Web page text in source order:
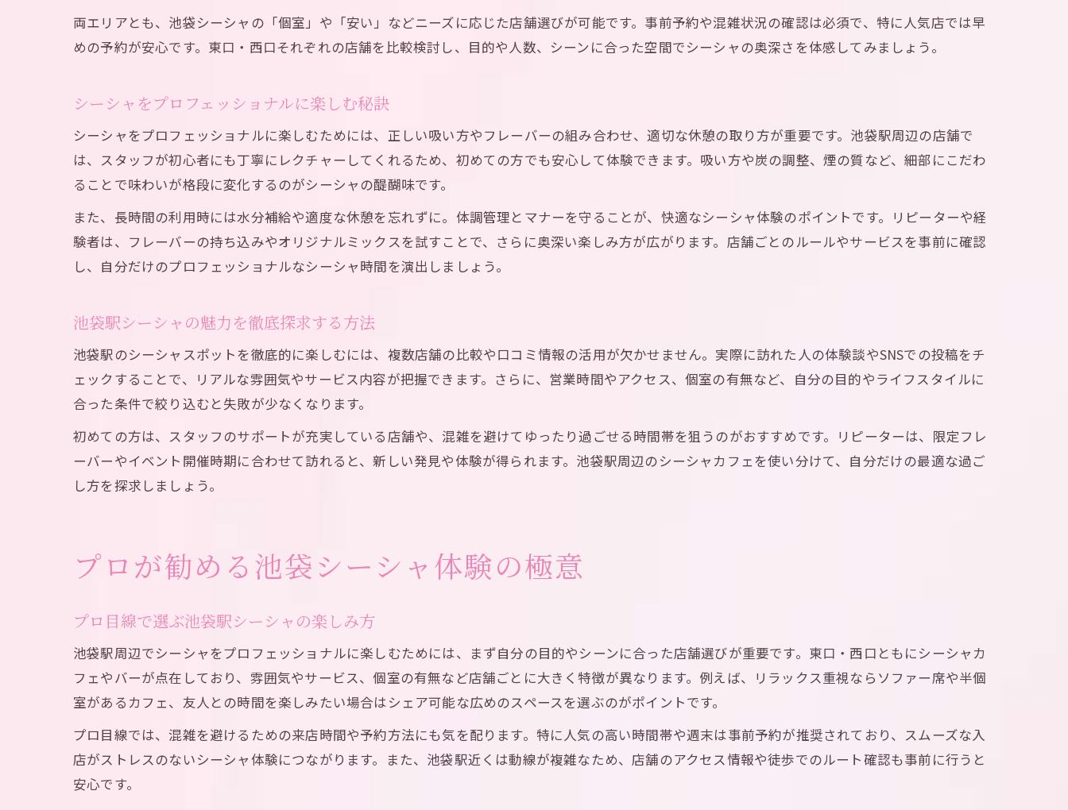
池袋駅の喫煙環境とシーシャ体験の関係性
シーシャ愛好家向け池袋駅喫煙スポット案内
東口西口のシーシャ事情を徹底リサーチ
池袋駅で流行のシーシャスタイルを楽しむ
シーシャ最新スタイルの違いを池袋で比較
両エリアとも、池袋シーシャの「個室」や「安い」などニーズに応じた店舗選びが可能です。事前予約や混雑状況の確認は必須で、特に人気店では早
めの予約が安心です。東口・西口それぞれの店舗を比較検討し、目的や人数、シーンに合った空間でシーシャの奥深さを体感してみましょう。
シーシャをプロフェッショナルに楽しむ秘訣
シーシャをプロフェッショナルに楽しむためには、正しい吸い方やフレーバーの組み合わせ、適切な休憩の取り方が重要です。池袋駅周辺の店舗で
は、スタッフが初心者にも丁寧にレクチャーしてくれるため、初めての方でも安心して体験できます。吸い方や炭の調整、煙の質など、細部にこだわ
ることで味わいが格段に変化するのがシーシャの醍醐味です。
また、長時間の利用時には水分補給や適度な休憩を忘れずに。体調管理とマナーを守ることが、快適なシーシャ体験のポイントです。リピーターや経
験者は、フレーバーの持ち込みやオリジナルミックスを試すことで、さらに奥深い楽しみ方が広がります。店舗ごとのルールやサービスを事前に確認
し、自分だけのプロフェッショナルなシーシャ時間を演出しましょう。
池袋駅シーシャの魅力を徹底探求する方法
池袋駅のシーシャスポットを徹底的に楽しむには、複数店舗の比較や口コミ情報の活用が欠かせません。実際に訪れた人の体験談やSNSでの投稿をチ
ェックすることで、リアルな雰囲気やサービス内容が把握できます。さらに、営業時間やアクセス、個室の有無など、自分の目的やライフスタイルに
合った条件で絞り込むと失敗が少なくなります。
初めての方は、スタッフのサポートが充実している店舗や、混雑を避けてゆったり過ごせる時間帯を狙うのがおすすめです。リピーターは、限定フレ
ーバーやイベント開催時期に合わせて訪れると、新しい発見や体験が得られます。池袋駅周辺のシーシャカフェを使い分けて、自分だけの最適な過ご
し方を探求しましょう。
プロが勧める池袋シーシャ体験の極意
プロ目線で選ぶ池袋駅シーシャの楽しみ方
池袋駅周辺でシーシャをプロフェッショナルに楽しむためには、まず自分の目的やシーンに合った店舗選びが重要です。東口・西口ともにシーシャカ
フェやバーが点在しており、雰囲気やサービス、個室の有無など店舗ごとに大きく特徴が異なります。例えば、リラックス重視ならソファー席や半個
室があるカフェ、友人との時間を楽しみたい場合はシェア可能な広めのスペースを選ぶのがポイントです。
プロ目線では、混雑を避けるための来店時間や予約方法にも気を配ります。特に人気の高い時間帯や週末は事前予約が推奨されており、スムーズな入
店がストレスのないシーシャ体験につながります。また、池袋駅近くは動線が複雑なため、店舗のアクセス情報や徒歩でのルート確認も事前に行うと
安心です。